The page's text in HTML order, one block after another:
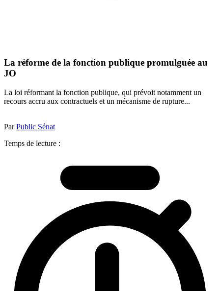
La réforme de la fonction publique promulguée au
JO
La loi réformant la fonction publique, qui prévoit notamment un
recours accru aux contractuels et un mécanisme de rupture...
ParPublic Sénat
Temps de lecture :